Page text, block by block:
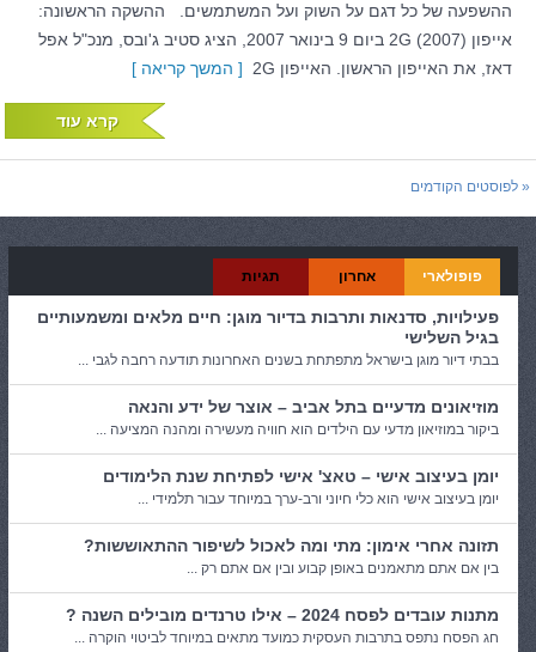
ההשפעה של כל דגם על השוק ועל המשתמשים. ההשקה הראשונה:
אייפון 2G (2007) ביום 9 בינואר 2007, הציג סטיב ג'ובס, מנכ"ל אפל
דאז, את האייפון הראשון. האייפון 2G
[ המשך קריאה ]
קרא עוד
« לפוסטים הקודמים
פופולארי אחרון תגיות
פעילויות, סדנאות ותרבות בדיור מוגן: חיים מלאים ומשמעותיים
בגיל השלישי
בבתי דיור מוגן בישראל מתפתחת בשנים האחרונות תודעה רחבה לגבי ...
מוזיאונים מדעיים בתל אביב – אוצר של ידע והנאה
ביקור במוזיאון מדעי עם הילדים הוא חוויה מעשירה ומהנה המציעה ...
יומן בעיצוב אישי – טאצ' אישי לפתיחת שנת הלימודים
יומן בעיצוב אישי הוא כלי חיוני ורב-ערך במיוחד עבור תלמידי ...
תזונה אחרי אימון: מתי ומה לאכול לשיפור ההתאוששות?
בין אם אתם מתאמנים באופן קבוע ובין אם אתם רק ...
מתנות עובדים לפסח 2024 – אילו טרנדים מובילים השנה ?
חג הפסח נתפס בתרבות העסקית כמועד מתאים במיוחד לביטוי הוקרה ...